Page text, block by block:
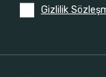
Gizlilik